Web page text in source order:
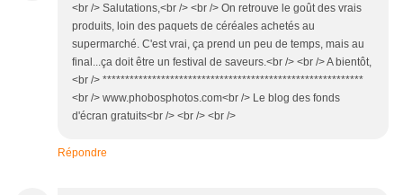
<br /> Salutations,<br /> <br /> On retrouve le goût des vrais
produits, loin des paquets de céréales achetés au
supermarché. C'est vrai, ça prend un peu de temps, mais au
final...ça doit être un festival de saveurs.<br /> <br /> A bientôt,
<br /> **********************************************************
<br /> www.phobosphotos.com<br /> Le blog des fonds
d'écran gratuits<br /> <br /> <br />
Répondre